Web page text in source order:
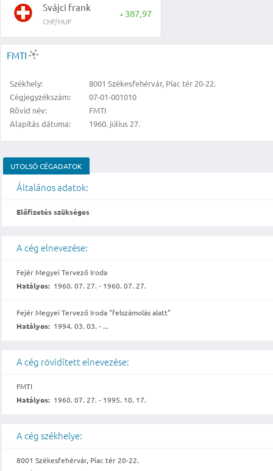
Svájci frank
CHF/HUF
▲ 387,97
FMTI
Székhely:
8001 Székesfehérvár, Piac tér 20-22.
Cégjegyzékszám:
07-01-001010
Rövid név:
FMTI
Alapítás dátuma:
1960. július 27.
UTOLSÓ CÉGADATOK
Általános adatok:
Előfizetés szükséges
A cég elnevezése:
Fejér Megyei Tervező Iroda
Hatályos: 1960. 07. 27. - 1960. 07. 27.
Fejér Megyei Tervező Iroda "felszámolás alatt"
Hatályos: 1994. 03. 03. - ...
A cég rövidített elnevezése:
FMTI
Hatályos: 1960. 07. 27. - 1995. 10. 17.
A cég székhelye:
8001 Székesfehérvár, Piac tér 20-22.